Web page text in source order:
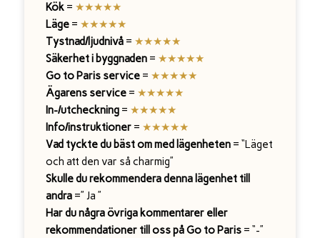
Kök= ★★★★★
Läge= ★★★★★
Tystnad/ljudnivå= ★★★★★
Säkerhet i byggnaden= ★★★★★
Go to Paris service= ★★★★★
Ägarens service= ★★★★★
In-/utcheckning= ★★★★★
Info/instruktioner= ★★★★★
Vad tyckte du bäst om med lägenheten= “Läget
och att den var så charmig”
Skulle du rekommendera denna lägenhet till
andra=” Ja ”
Har du några övriga kommentarer eller
rekommendationer till oss på Go to Paris= “-”